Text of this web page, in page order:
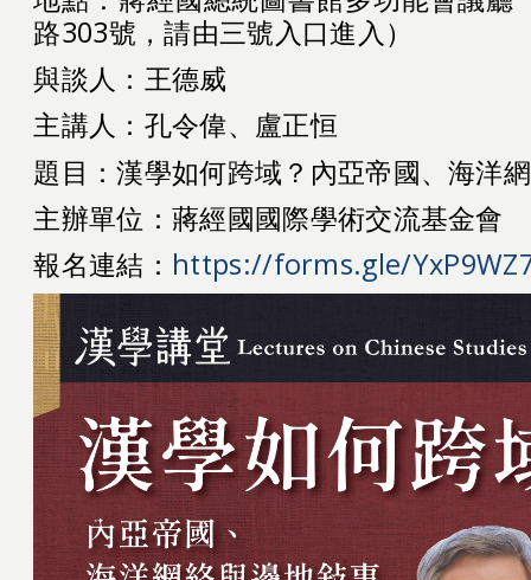
路303號，請由三號入口進入）
與談人：王德威
主講人： 孔令偉、 盧正恒
題目：漢學如何跨域？內亞帝國、海洋
主辦單位：蔣經國國際學術交流基金會
報名連結： https://forms.gle/